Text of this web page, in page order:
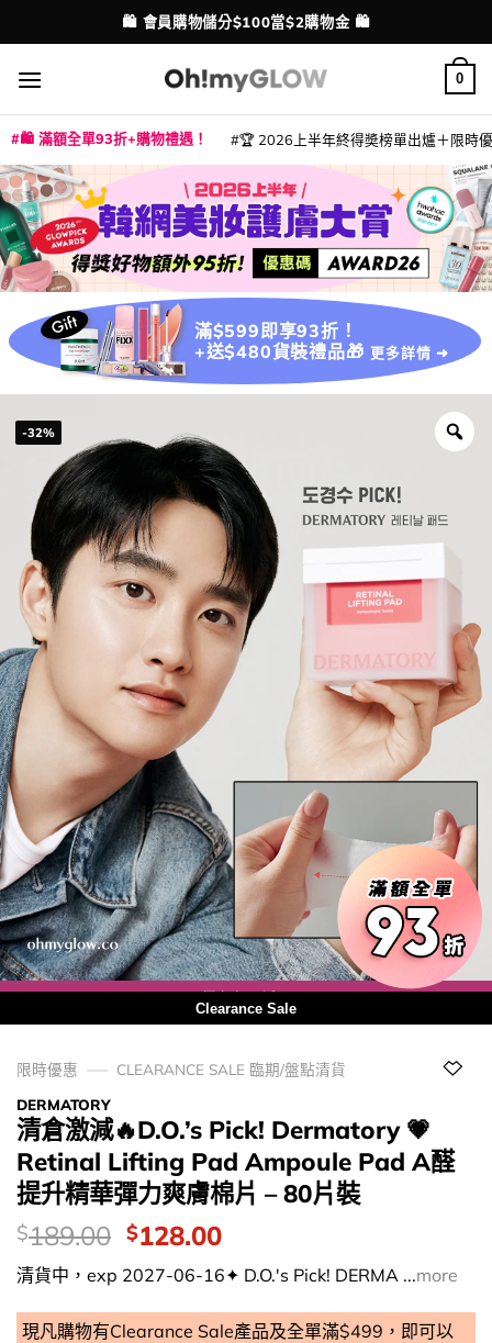
to
content
配送港澳
💳 支援消費券、FPS、八達通、PAYME、信用卡付款
0
🛍️ 滿額全單93折+購物禮遇！ 🏆 2026上半年終得奬榜單出爐＋限時
滿$599即享93折！
+送$480貨裝禮品🎁 更多詳情 ➜
-32%
用優惠劵 再減10%
Clearance Sale
限時優惠
CLEARANCE SALE 臨期/盤點清貨
DERMATORY
清倉激減🔥D.O.’s Pick! Dermatory 💗
Retinal Lifting Pad Ampoule Pad A醛
提升精華彈力爽膚棉片 – 80片裝
價
錢：
$189.00 Original
price
was:
$189.00.
$128.00Current
price
is:
$128.00.
清貨中，exp 2027-06-16✦ D.O.'s Pick! DERMA ...more
現凡購物有Clearance Sale產品及全單滿$499，即可以